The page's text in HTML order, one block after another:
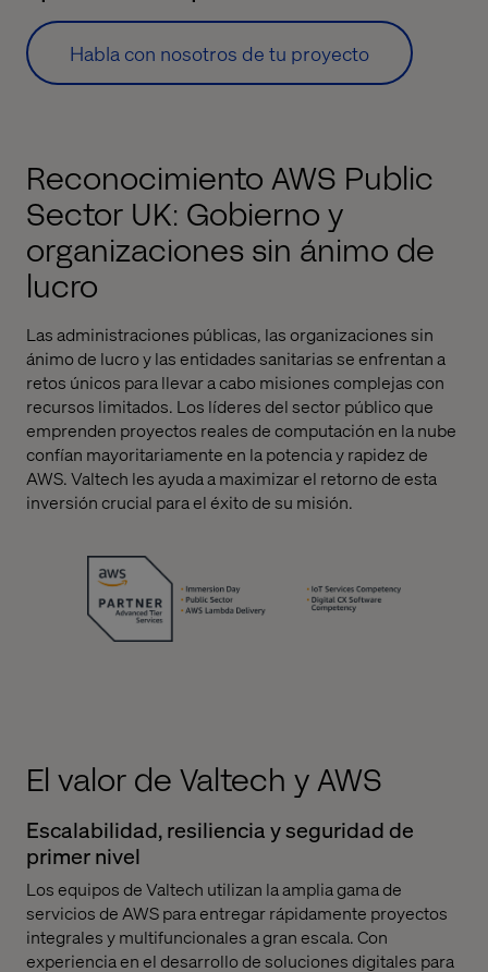
Habla con nosotros de tu proyecto
Reconocimiento AWS Public
Sector UK: Gobierno y
organizaciones sin ánimo de
lucro
Las administraciones públicas, las organizaciones sin
ánimo de lucro y las entidades sanitarias se enfrentan a
retos únicos para llevar a cabo misiones complejas con
recursos limitados. Los líderes del sector público que
emprenden proyectos reales de computación en la nube
confían mayoritariamente en la potencia y rapidez de
AWS. Valtech les ayuda a maximizar el retorno de esta
inversión crucial para el éxito de su misión.
El valor de Valtech y AWS
Escalabilidad, resiliencia y seguridad de
primer nivel
Los equipos de Valtech utilizan la amplia gama de
servicios de AWS para entregar rápidamente proyectos
integrales y multifuncionales a gran escala. Con
experiencia en el desarrollo de soluciones digitales para